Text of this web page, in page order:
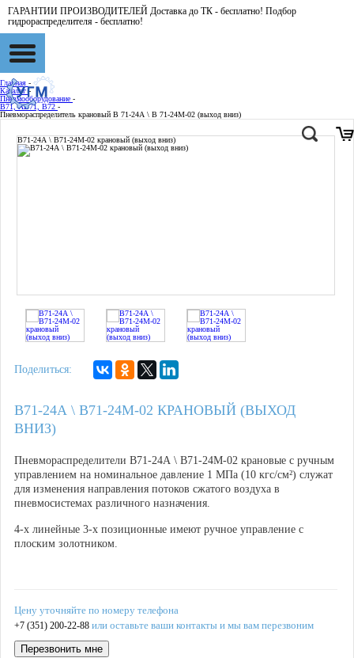
ГАРАНТИИ ПРОИЗВОДИТЕЛЕЙ Доставка до ТК - бесплатно! Подбор
гидрораспределителя - бесплатно!
Главная -
Каталог -
Пневмооборудование -
В71, АВ71, В72 -
Пневмораспределитель крановый В 71-24А \ В 71-24М-02 (выход вниз)
В71-24А \ В71-24М-02 крановый (выход вниз)
Поделиться:
В71-24А \ В71-24М-02 КРАНОВЫЙ (ВЫХОД
ВНИЗ)
Пневмораспределители В71-24А \ В71-24М-02 крановые с ручным
управлением на номинальное давление 1 МПа (10 кгс/см²) служат
для изменения направления потоков сжатого воздуха в
пневмосистемах различного назначения.
4-х линейные 3-х позиционные имеют ручное управление с
плоским золотником.
Цену уточняйте по номеру телефона
+7 (351) 200-22-88 или оставьте ваши контакты и мы вам перезвоним
Перезвонить мне